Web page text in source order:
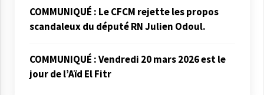
COMMUNIQUÉ : Le CFCM rejette les propos
scandaleux du député RN Julien Odoul.
COMMUNIQUÉ : Vendredi 20 mars 2026 est le
jour de l’Aïd El Fitr